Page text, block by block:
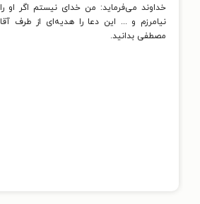
خداوند می‌فرماید: من خدای نیستم اگر او را
نیامرزم و ... این دعا را هدیه‌ای از طرف آقا
مصطفی بدانید.